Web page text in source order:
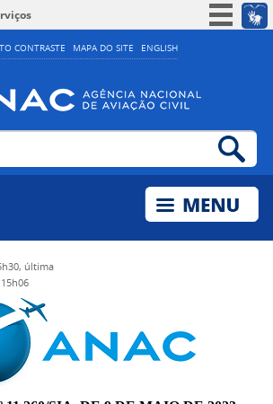
CONTRASTE MAPA DO SITE ENGLISH
Simplifique!
Acesso à informação
Legislação
última